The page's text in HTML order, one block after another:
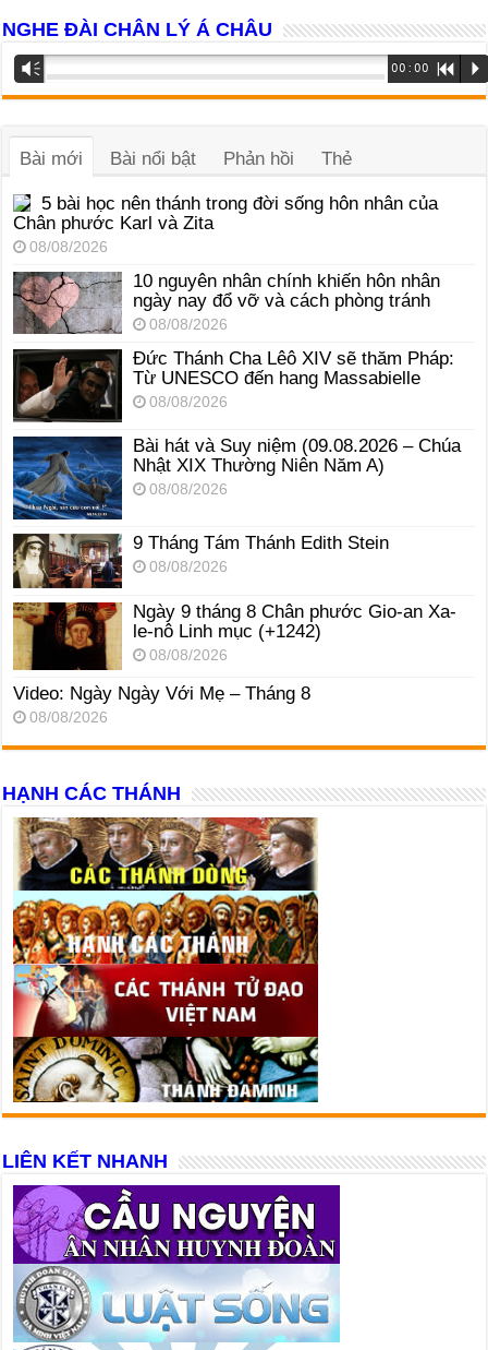
NGHE ĐÀI CHÂN LÝ Á CHÂU
Trình
phát
Vm 00:00 R P
Bài mới Bài nổi bật Phản hồi Thẻ
5 bài học nên thánh trong đời sống hôn nhân của
Chân phước Karl và Zita
08/08/2026
10 nguyên nhân chính khiến hôn nhân
ngày nay đổ vỡ và cách phòng tránh
08/08/2026
Đức Thánh Cha Lêô XIV sẽ thăm Pháp:
Từ UNESCO đến hang Massabielle
08/08/2026
Bài hát và Suy niệm (09.08.2026 – Chúa
Nhật XIX Thường Niên Năm A)
08/08/2026
9 Tháng Tám Thánh Edith Stein
08/08/2026
Ngày 9 tháng 8 Chân phước Gio-an Xa-
le-nô Linh mục (+1242)
08/08/2026
Video: Ngày Ngày Với Mẹ – Tháng 8
08/08/2026
HẠNH CÁC THÁNH
LIÊN KẾT NHANH